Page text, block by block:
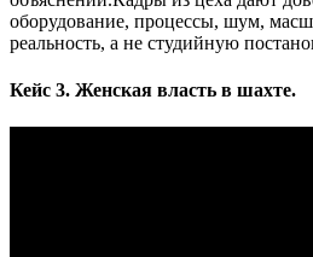
оборудование, процессы, шум,
реальность, а не студийную
Кейс 3. Женская власть в шахте.